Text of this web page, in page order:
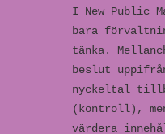
I New Public
bara
tänka.
beslut
nyckeltal
(kontroll),
värdera